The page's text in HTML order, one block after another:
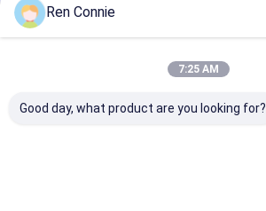
ऑटोमोबाइल गोंद
Ren Connie
7:25 AM
Good day, what product are you looking for?